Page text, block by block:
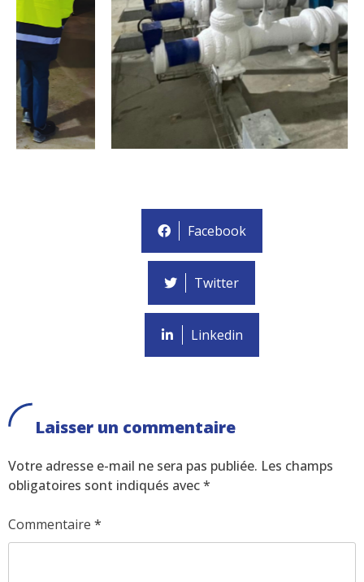
Facebook
Twitter
Linkedin
Laisser un commentaire
Votre adresse e-mail ne sera pas publiée. Les champs
obligatoires sont indiqués avec*
Commentaire *